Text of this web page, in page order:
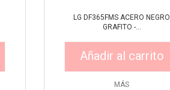
LG DF365FMS ACERO NEGRO
GRAFITO -...
Añadir al carrito
MÁS